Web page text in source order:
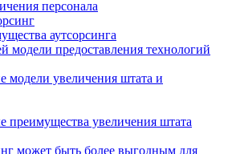
персонала
аутсорсинга
модели предоставления технологий
модели увеличения штата и
преимущества увеличения штата
может быть более выгодным для